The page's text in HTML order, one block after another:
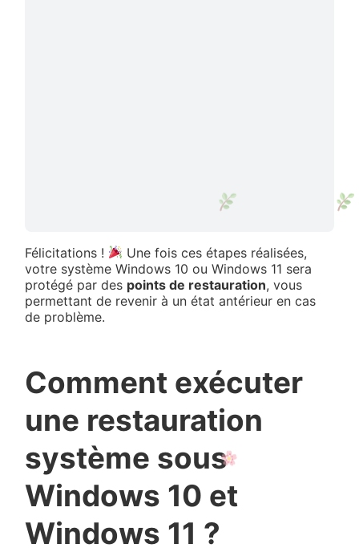
Félicitations !
Une fois ces étapes réalisées,
votre système Windows 10 ou Windows 11 sera
protégé par des points de restauration, vous
permettant de revenir à un état antérieur en cas
de problème.
Comment exécuter
une restauration
système sous
Windows 10 et
Windows 11 ?